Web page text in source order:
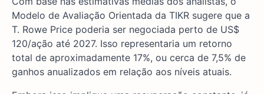
Modelo de Avaliação Orientada da TIKR sugere que a
T. Rowe Price poderia ser negociada perto de US$
120/ação até 2027. Isso representaria um retorno
total de aproximadamente 17%, ou cerca de 7,5% de
ganhos anualizados em relação aos níveis atuais.